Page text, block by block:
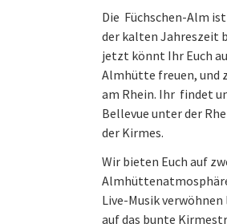
Die Füchschen-Alm
der kalten Jahreszeit
jetzt könnt Ihr Euch
Almhütte freuen, und
am Rhein. Ihr findet
Bellevue unter der
der Kirmes.
Wir bieten Euch auf
Live-Musik
auf das bunte